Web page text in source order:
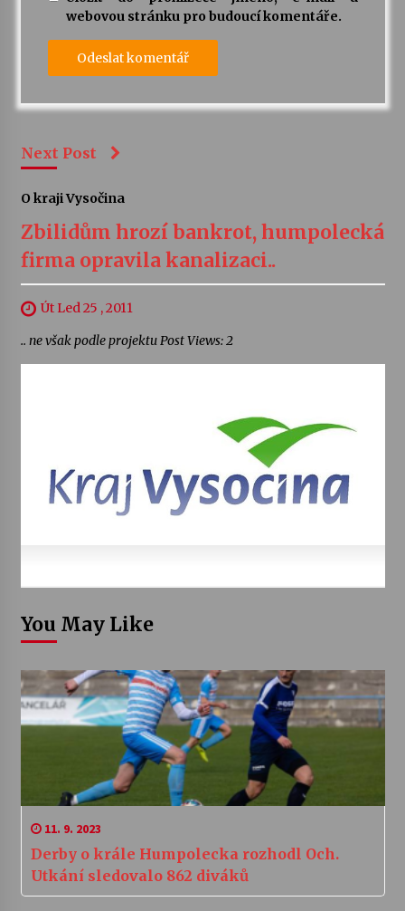
webovou stránku pro budoucí komentáře.
Next Post
O kraji Vysočina
Zbilidům hrozí bankrot, humpolecká
firma opravila kanalizaci..
Út Led 25 , 2011
.. ne však podle projektu Post Views: 2
You May Like
11. 9. 2023
Derby o krále Humpolecka rozhodl Och.
Utkání sledovalo 862 diváků